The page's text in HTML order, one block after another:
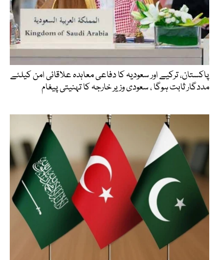
پاکستان، ترکیے اور سعودیہ کا دفاعی معاہدہ علاقائی امن کیلئے
مددگار ثابت ہوگا ، سعودی وزیر خارجہ کا تہنیتی پیغام